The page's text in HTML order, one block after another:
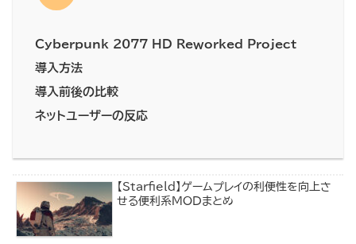
Cyberpunk 2077 HD Reworked Project
導入方法
導入前後の比較
ネットユーザーの反応
【Starfield】ゲームプレイの利便性を向上さ
せる便利系MODまとめ